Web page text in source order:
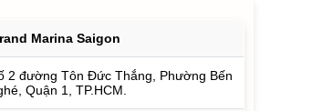
Marina Saigon
2 đường Tôn Đức Thắng, Phường Bến
Quận 1, TP.HCM.